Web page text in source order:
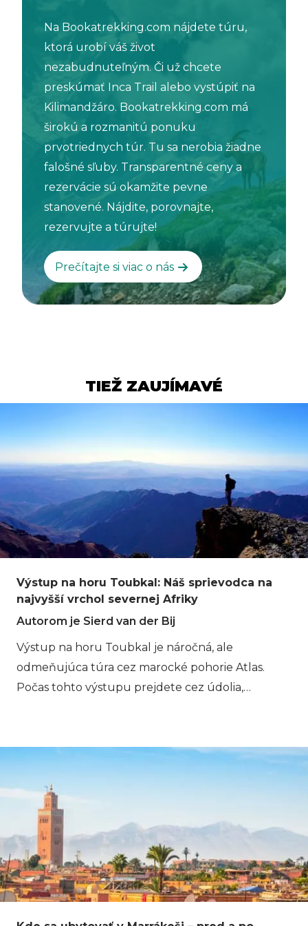
Na Bookatrekking.com nájdete túru,
ktorá urobí váš život
nezabudnuteľným. Či už chcete
preskúmať Inca Trail alebo vystúpiť na
Kilimandžáro. Bookatrekking.com má
širokú a rozmanitú ponuku
prvotriednych túr. Tu sa nerobia žiadne
falošné sľuby. Transparentné ceny a
rezervácie sú okamžite pevne
stanovené. Nájdite, porovnajte,
rezervujte a túrujte!
Prečítajte si viac o nás
TIEŽ ZAUJÍMAVÉ
Výstup na horu Toubkal: Náš sprievodca na
najvyšší vrchol severnej Afriky
Autorom je Sierd van der Bij
Výstup na horu Toubkal je náročná, ale
odmeňujúca túra cez marocké pohorie Atlas.
Počas tohto výstupu prejdete cez údolia,
stôp). Okrem značnej fyzickej výzvy táto túra
komunitami, prenocovania v útočiskách a za
jasného dňa výhľady, ktoré siahajú až po Saharu.
Na stránke Bookatrekking.com sa postaráme o to,
aby všetko prebehlo podľa plánu, keď budete
zdolávať Toubkal. Náš tím sa postará o všetko, čo
potrebujete, od plánovania trasy a navigácie až po